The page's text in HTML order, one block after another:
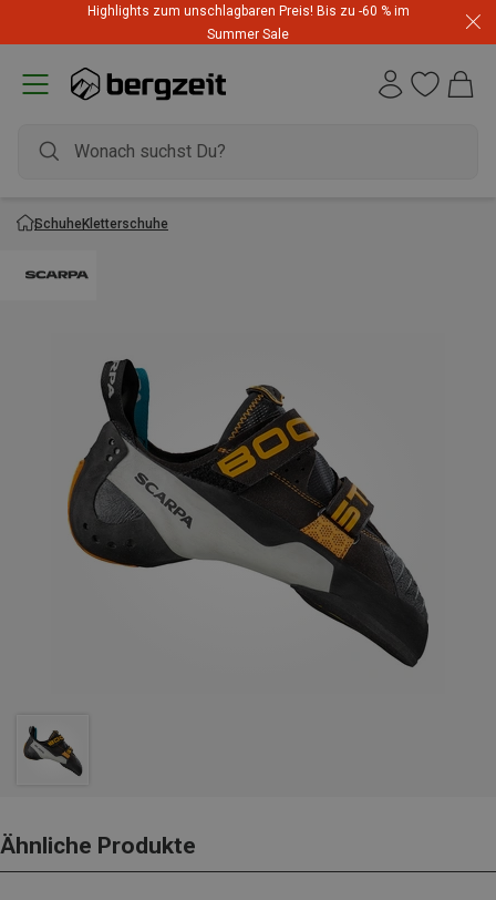
Highlights zum unschlagbaren Preis! Bis zu -60 % im
Summer Sale
SchuheKletterschuhe
Ähnliche Produkte